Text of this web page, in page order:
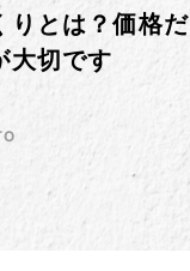
りとは？価格だ
大切です